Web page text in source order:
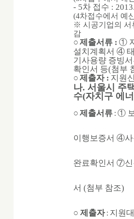
- 5차 접수 :
(4차접수에서 예
※ 시공기업의 서
감
○ 제출서류 : ①
설치계획서 ④
기사용량 증빙
확인서 등(첨부
○ 제출자 : 지원
나. 서울시 주
수(자치구 에
○ 제출서류 : ①
이행보증서 ④
완료확인서 ⑦
서 (첨부 참조)
○ 제출자 : 지원